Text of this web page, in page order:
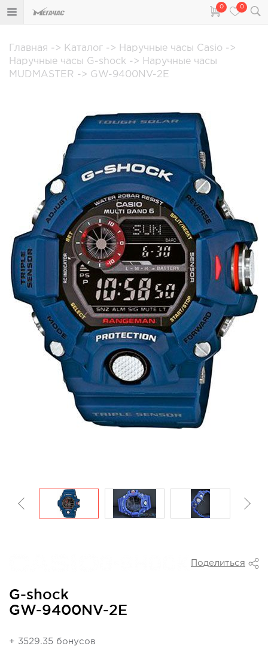
0 0
Главная -> Каталог -> Наручные часы Casio ->
Наручные часы G-shock -> Наручные часы
MUDMASTER -> GW-9400NV-2E
Поделиться
G-shock
GW-9400NV-2E
+ 3529.35 бонусов